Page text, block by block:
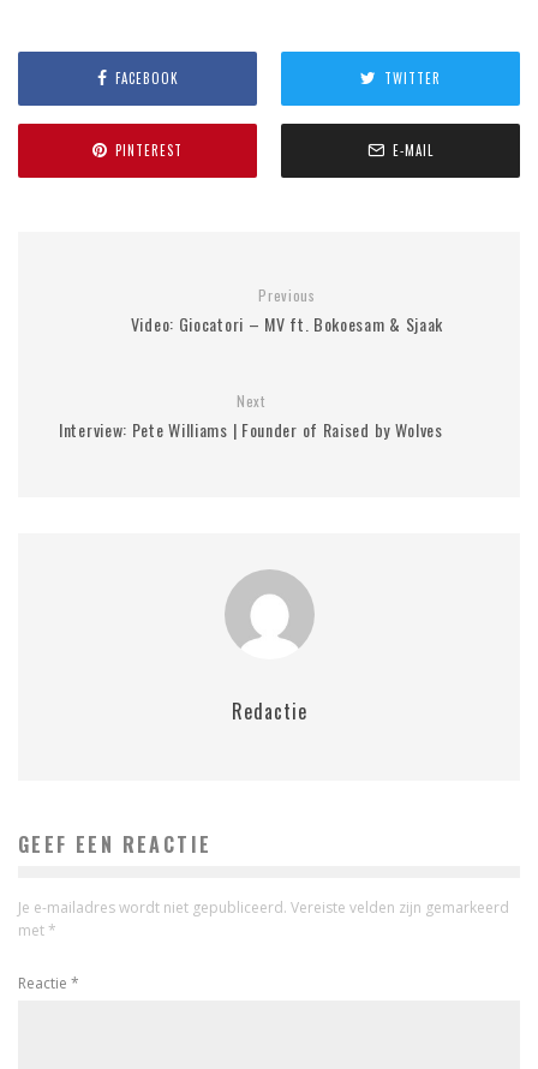
FACEBOOK TWITTER
PINTEREST E-MAIL
Previous
Video: Giocatori – MV ft. Bokoesam & Sjaak
Next
Interview: Pete Williams | Founder of Raised by Wolves
Redactie
GEEF EEN REACTIE
Je e-mailadres wordt niet gepubliceerd. Vereiste velden zijn gemarkeerd
met *
Reactie *